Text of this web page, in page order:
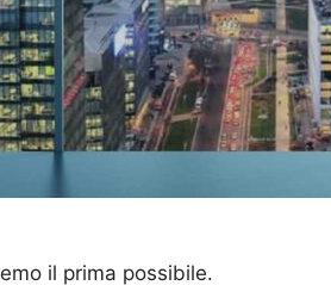
il prima possibile.